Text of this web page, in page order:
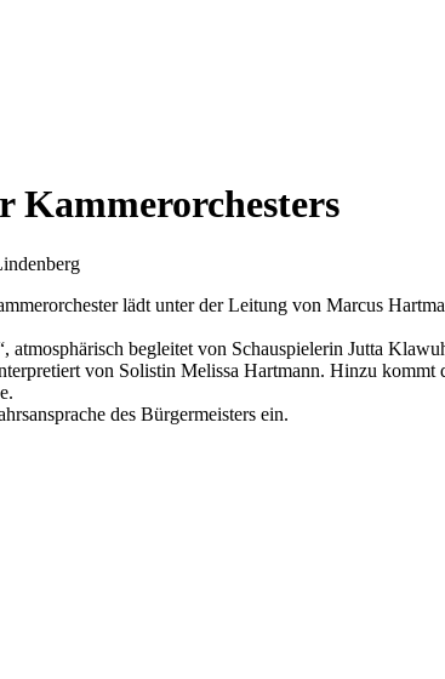
Kammerorchesters
lädt unter der Leitung von Marcus
begleitet von Schauspielerin Jutta
von Solistin Melissa Hartmann. Hinzu
des Bürgermeisters ein.